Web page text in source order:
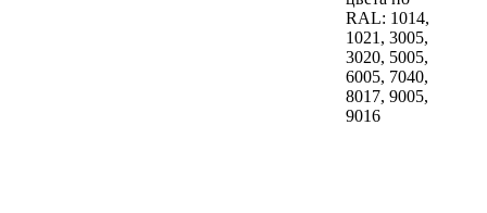
RAL: 1014,
1021, 3005,
3020, 5005,
6005, 7040,
8017, 9005,
9016